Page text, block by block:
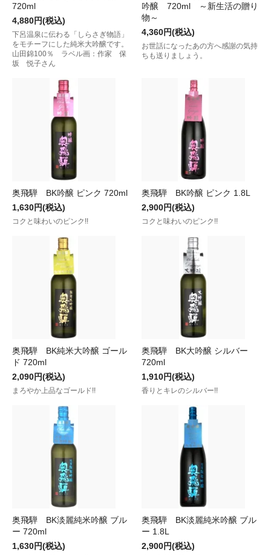
720ml
4,880円(税込)
下呂温泉に伝わる「しらさぎ物語」
をモチーフにした純米大吟醸です。
山田錦100％ ラベル画：作家 保
坂 悦子さん
吟醸 720ml ～新生活の贈り
物～
4,360円(税込)
お世話になったあの方へ感謝の気持
ちも送りましょう。
奥飛騨 BK吟醸 ピンク 720ml
1,630円(税込)
コクと味わいのピンク!!
奥飛騨 BK吟醸 ピンク 1.8L
2,900円(税込)
コクと味わいのピンク!!
奥飛騨 BK純米大吟醸 ゴール
ド 720ml
2,090円(税込)
まろやか上品なゴールド!!
奥飛騨 BK大吟醸 シルバー
720ml
1,910円(税込)
香りとキレのシルバー!!
奥飛騨 BK淡麗純米吟醸 ブル
ー 720ml
1,630円(税込)
奥飛騨 BK淡麗純米吟醸 ブル
ー 1.8L
2,900円(税込)